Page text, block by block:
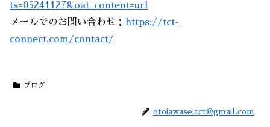
ts=05241127&oat_content=url
メールでのお問い合わせ：
https://tct-
connect.com/contact/
ブログ
otoiawase.tct@gmail.com